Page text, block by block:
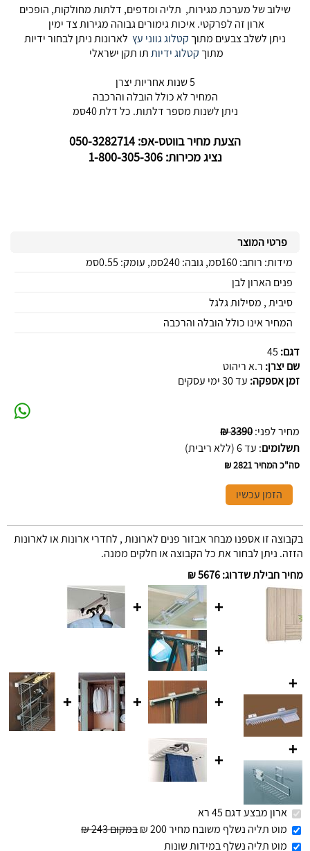
שילוב של מערכת מגירות, תליה ומדפים, דלתות מחולקות, הופכים
ארון זה לפרקטי. איכות גימורים גבוהה מגירות צד ימין
ניתן לשלב צבעים מתוךקטלוג גווני עץ לארונות ניתן לבחור ידיות
מתוךקטלוג ידיותתו תקן ישראלי
5 שנות אחריות יצרן
המחיר לא כולל הובלה והרכבה
ניתן לשנות מספר דלתות. כל דלת 40סמ
הצעת מחיר בווטס-אפ: 050-3282714
נציג מכירות: 1-800-305-306
פרטי המוצר
מידות: רוחב: 160סמ, גובה: 240סמ, עומק: 0.55סמ
פנים הארון לבן
סיבית , מסילות גלגל
המחיר אינו כולל הובלה והרכבה
דגם: 45
שם יצרן: ר.א ריהוט
זמן אספקה: עד 30 ימי עסקים
מחיר לפני:
3390 ₪
תשלומים: עד 6 (ללא ריבית)
סה"כ המחיר2821 ₪
הזמן עכשיו
בקבוצה זו אספנו מבחר אבזור פנים לארונות , לחדרי ארונות או לארונות
הזזה. ניתן לבחור את כל הקבוצה או חלקים ממנה.
מחיר חבילת שדרוג:
5676 ₪
+
+
+
+
+
+
+
+
+
ארון מבצע דגם 45 רא
מוט תליה נשלף משובח מחיר 200 ₪
במקום 243 ₪
מוט תליה נשלף במידות שונות